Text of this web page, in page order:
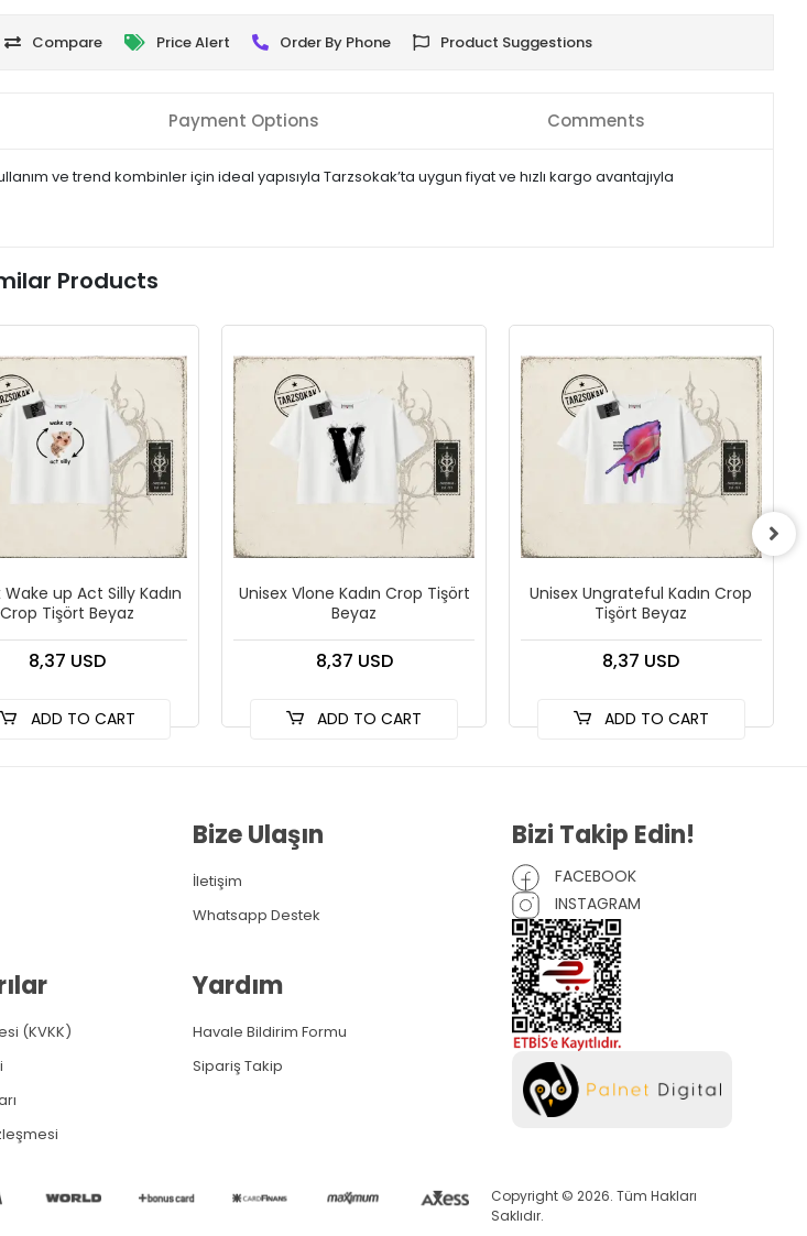
Compare Price Alert Order By Phone Product Suggestions
Payment Options Comments
ve trend kombinler için ideal yapısıyla Tarzsokak’ta uygun fiyat ve hızlı kargo avantajıyla
Products
Wake up Act Silly Kadın
Crop Tişört Beyaz
8,37 USD
ADD TO CART
Unisex Vlone Kadın Crop Tişört
Beyaz
8,37 USD
ADD TO CART
Unisex Ungrateful Kadın Crop
Tişört Beyaz
8,37 USD
ADD TO CART
(KVKK)
Bize Ulaşın
İletişim
Whatsapp Destek
Yardım
Havale Bildirim Formu
Sipariş Takip
Bizi Takip Edin!
FACEBOOK
INSTAGRAM
Copyright © 2026. Tüm Hakları
Saklıdır.